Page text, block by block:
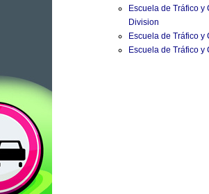
Escuela de Tráfico
Division
Escuela de Tráfico
Escuela de Tráfico